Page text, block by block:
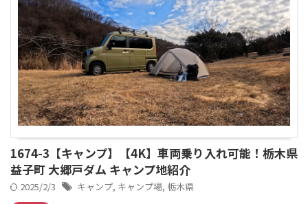
1674-3【キャンプ】【4K】車両乗り入れ可能！栃木県
益子町 大郷戸ダム キャンプ地紹介
2025/2/3 キャンプ, キャンプ場, 栃木県